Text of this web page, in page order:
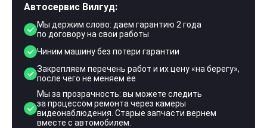
Автосервис Вилгуд:
Мы держим слово: даем гарантию 2 года
по договору на свои работы
Чиним машину без потери гарантии
Закрепляем перечень работ и их цену «на берегу»,
после чего не меняем ее
Мы за прозрачность: вы можете следить
за процессом ремонта через камеры
видеонаблюдения. Старые запчасти вернем
вместе с автомобилем.